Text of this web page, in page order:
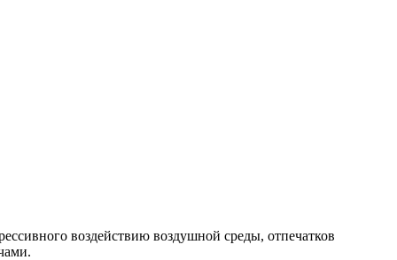
воздействию воздушной среды, отпечатков